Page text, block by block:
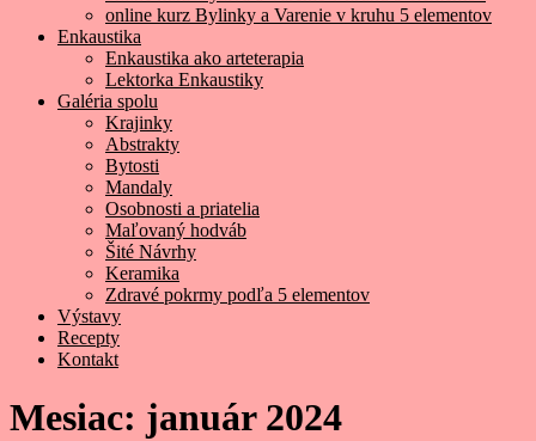
online kurz Bylinky a Varenie v kruhu 5 elementov
Enkaustika
Enkaustika ako arteterapia
Lektorka Enkaustiky
Galéria spolu
Krajinky
Abstrakty
Bytosti
Mandaly
Osobnosti a priatelia
Maľovaný hodváb
Šité Návrhy
Keramika
Zdravé pokrmy podľa 5 elementov
Výstavy
Recepty
Kontakt
Mesiac: január 2024